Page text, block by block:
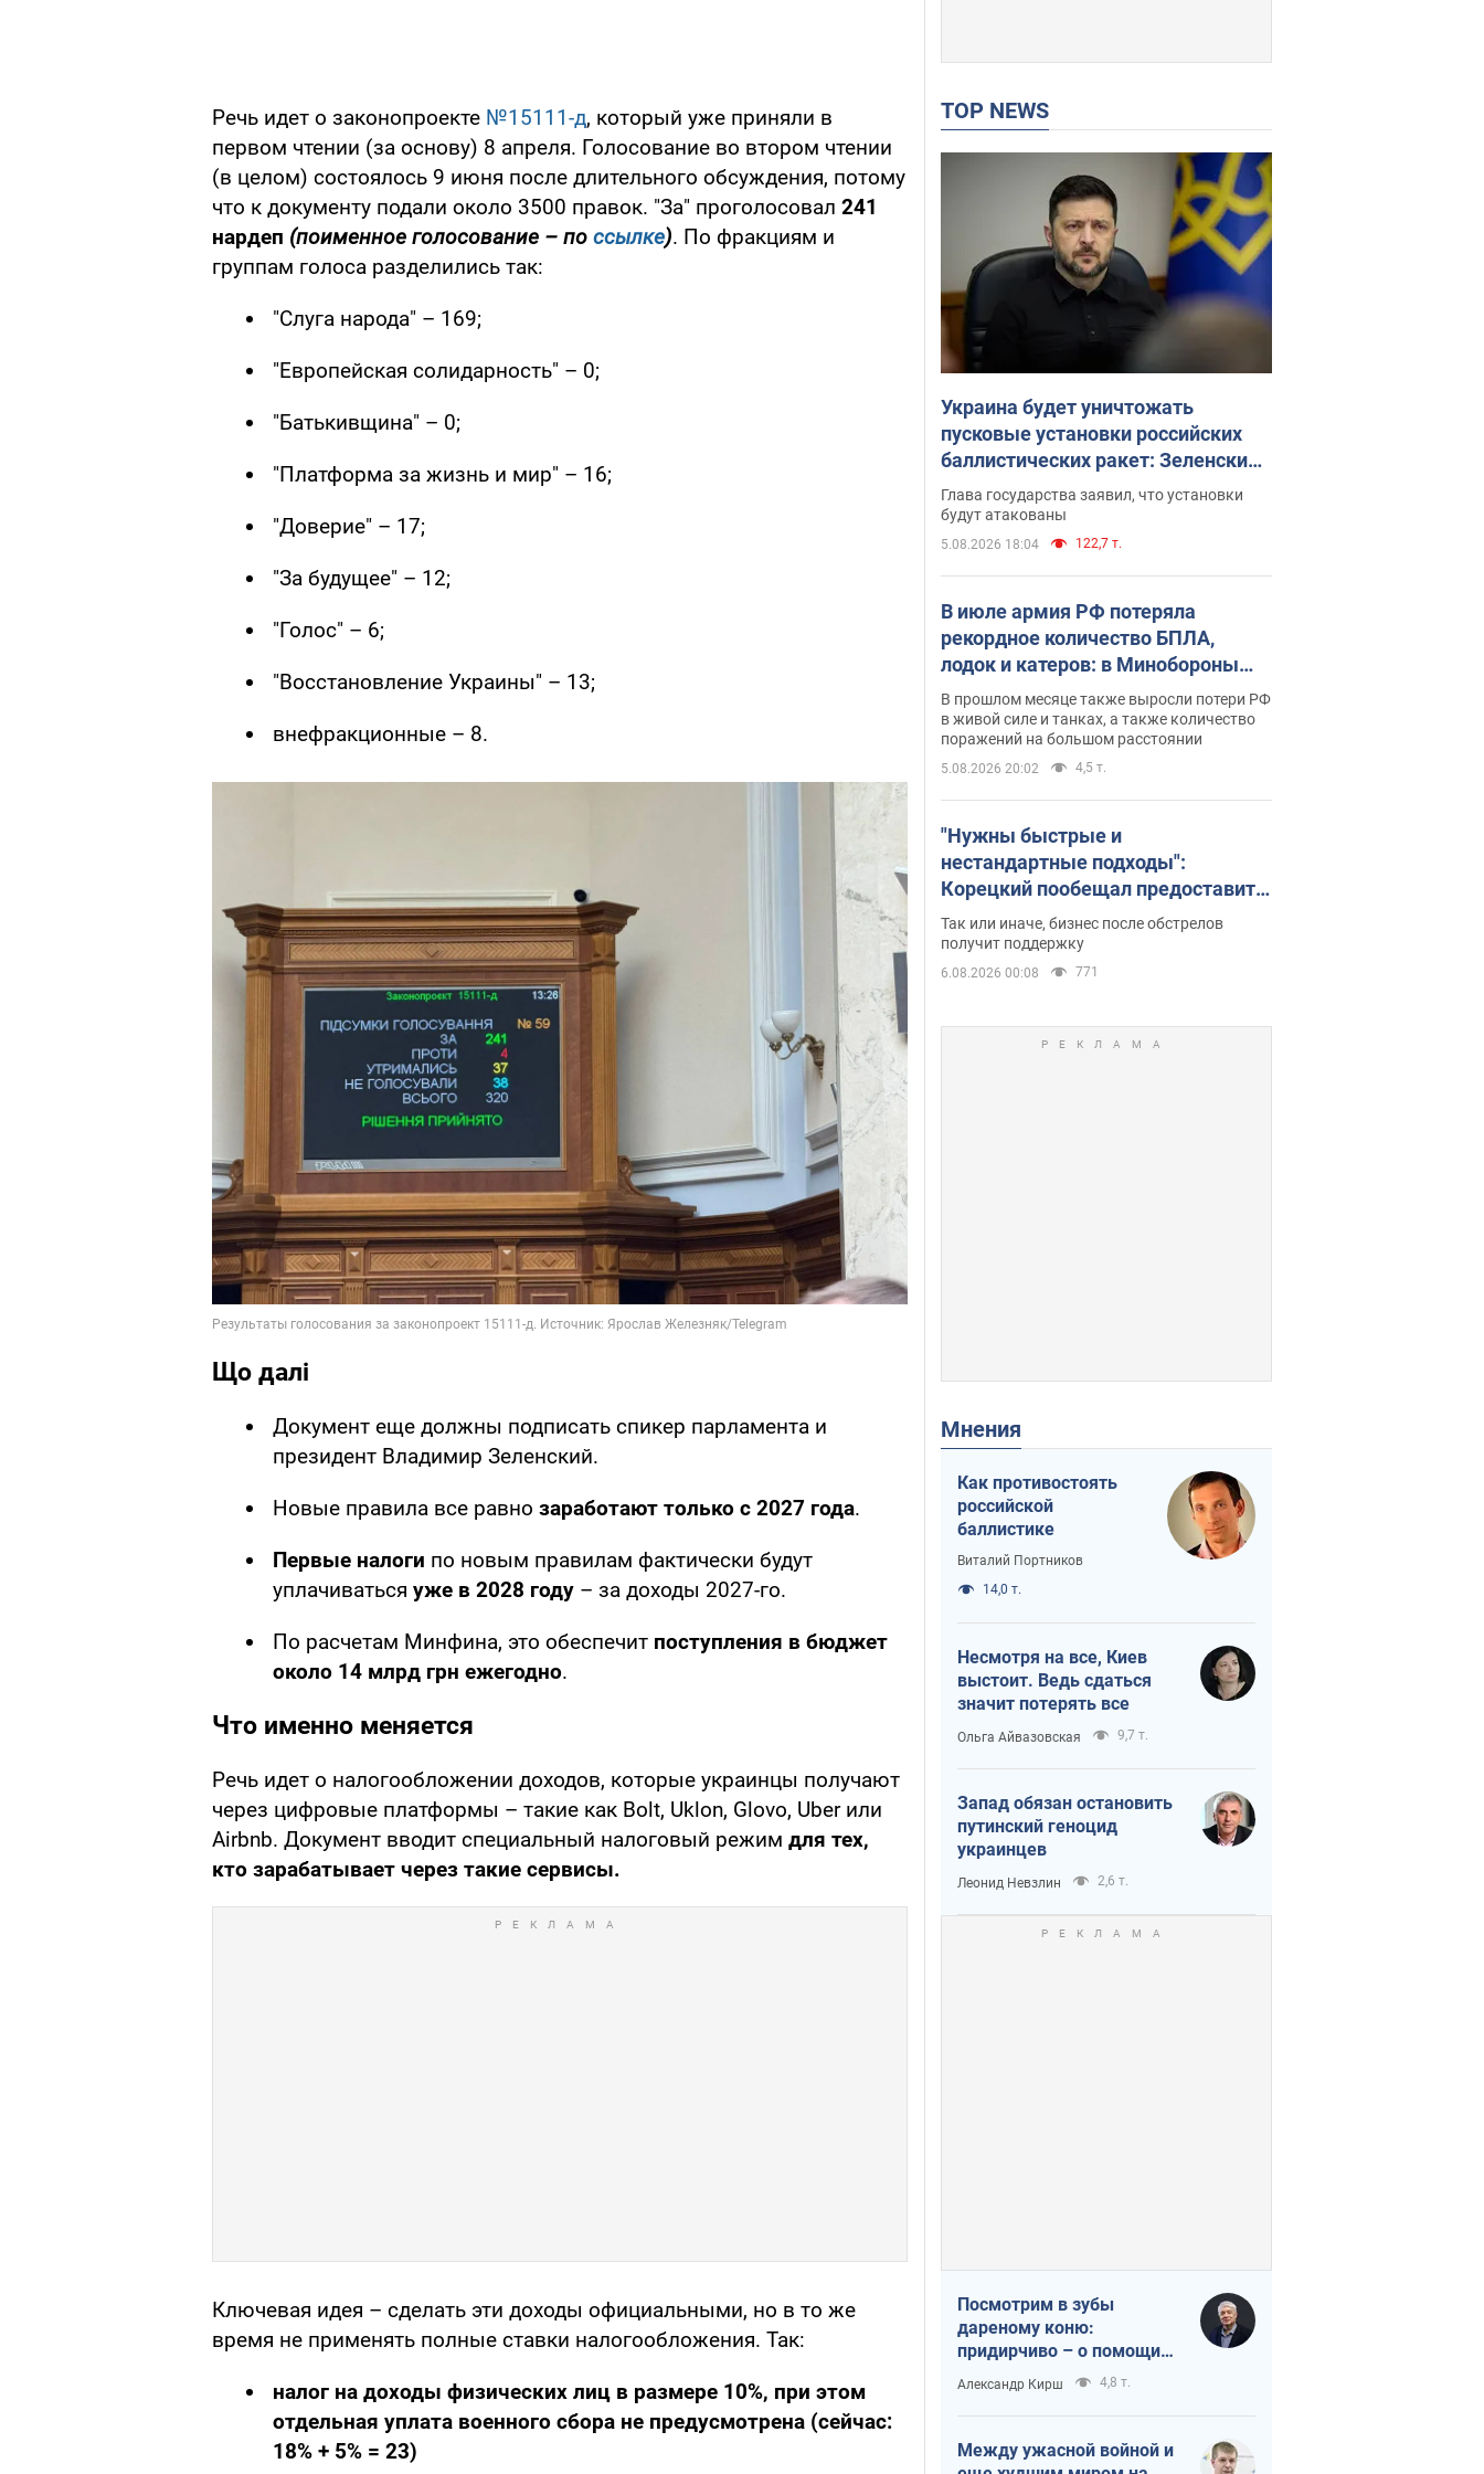
Речь идет о законопроекте №15111-д, который уже приняли в
первом чтении (за основу) 8 апреля. Голосование во втором чтении
(в целом) состоялось 9 июня после длительного обсуждения, потому
что к документу подали около 3500 правок. "За" проголосовал 241
нардеп (поименное голосование – по ссылке). По фракциям и
группам голоса разделились так:
"Слуга народа" – 169;
"Европейская солидарность" – 0;
"Батькивщина" – 0;
"Платформа за жизнь и мир" – 16;
"Доверие" – 17;
"За будущее" – 12;
"Голос" – 6;
"Восстановление Украины" – 13;
внефракционные – 8.
Що далі
Документ еще должны подписать спикер парламента и
президент Владимир Зеленский.
Новые правила все равно заработают только с 2027 года.
Первые налоги по новым правилам фактически будут
уплачиваться уже в 2028 году – за доходы 2027-го.
По расчетам Минфина, это обеспечит поступления в бюджет
около 14 млрд грн ежегодно.
Что именно меняется
Речь идет о налогообложении доходов, которые украинцы получают
через цифровые платформы – такие как Bolt, Uklon, Glovo, Uber или
Airbnb. Документ вводит специальный налоговый режим для тех,
кто зарабатывает через такие сервисы.
Ключевая идея – сделать эти доходы официальными, но в то же
время не применять полные ставки налогообложения. Так:
налог на доходы физических лиц в размере 10%, при этом
отдельная уплата военного сбора не предусмотрена (сейчас:
18% + 5% = 23)
TOP NEWS
Украина будет уничтожать
пусковые установки российских
баллистических ракет: Зеленский
провел заседание СНБО
Глава государства заявил, что установки
будут атакованы
5.08.2026 18:04 122,7 т.
В июле армия РФ потеряла
рекордное количество БПЛА,
лодок и катеров: в Минобороны
обнародовали статистику
В прошлом месяце также выросли потери РФ
в живой силе и танках, а также количество
поражений на большом расстоянии
5.08.2026 20:02 4,5 т.
"Нужны быстрые и
нестандартные подходы":
Корецкий пообещал предоставить
бизнесу приоритетный доступ к
имеющимся складским
помещениям
Так или иначе, бизнес после обстрелов
получит поддержку
6.08.2026 00:08 771
Мнения
Как противостоять
российской
баллистике
Виталий Портников
14,0 т.
Несмотря на все, Киев
выстоит. Ведь сдаться
значит потерять все
Ольга Айвазовская 9,7 т.
Запад обязан остановить
путинский геноцид
украинцев
Леонид Невзлин 2,6 т.
Посмотрим в зубы
дареному коню:
придирчиво – о помощи
Украине
Александр Кирш 4,8 т.
Между ужасной войной и